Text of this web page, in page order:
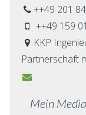
++49 201
++49 159
KKP
Partnerschaft
Mein